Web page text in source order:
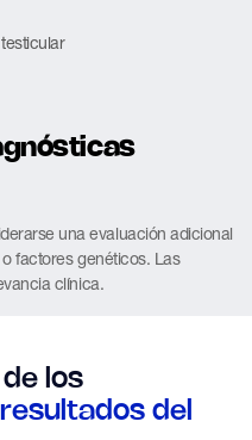
una evaluación adicional
factores genéticos. Las
clínica.
los
del